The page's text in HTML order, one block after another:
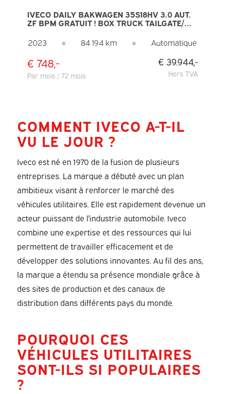
IVECO DAILY BAKWAGEN 35S18HV 3.0 AUT.
ZF BPM GRATUIT ! BOX TRUCK TAILGATE/
ADAPT.CRUISE/ NAVI/ CARPLAY/ CLIMATE/
440X210
2023 ● 84 194 km ● Automatique
€ 748,-
Par mois / 72 mois
€ 39.944,-
Hors TVA
COMMENT IVECO A-T-IL
VU LE JOUR ?
Iveco est né en 1970 de la fusion de plusieurs
entreprises. La marque a débuté avec un plan
ambitieux visant à renforcer le marché des
véhicules utilitaires. Elle est rapidement devenue un
acteur puissant de l'industrie automobile. Iveco
combine une expertise et des ressources qui lui
permettent de travailler efficacement et de
développer des solutions innovantes. Au fil des ans,
la marque a étendu sa présence mondiale grâce à
des sites de production et des canaux de
distribution dans différents pays du monde.
POURQUOI CES
VÉHICULES UTILITAIRES
SONT-ILS SI POPULAIRES
?